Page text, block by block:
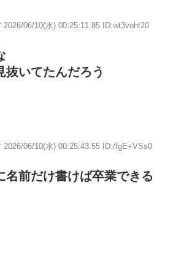
2026/06/10(水) 00:25:11.85 ID:wt3voht20
抜いてたんだろう
2026/06/10(水) 00:25:43.55 ID:/fgE+VSs0
名前だけ書けば卒業できる